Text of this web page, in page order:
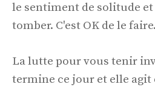
le sentiment de solitude
tomber. C'est OK de le faire.
La lutte pour vous tenir
termine ce jour et elle agit